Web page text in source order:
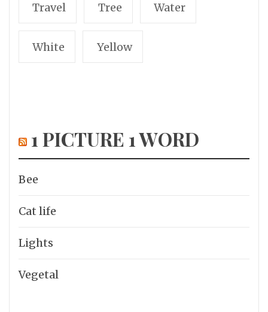
Travel Tree Water
White Yellow
1 PICTURE 1 WORD
Bee
Cat life
Lights
Vegetal